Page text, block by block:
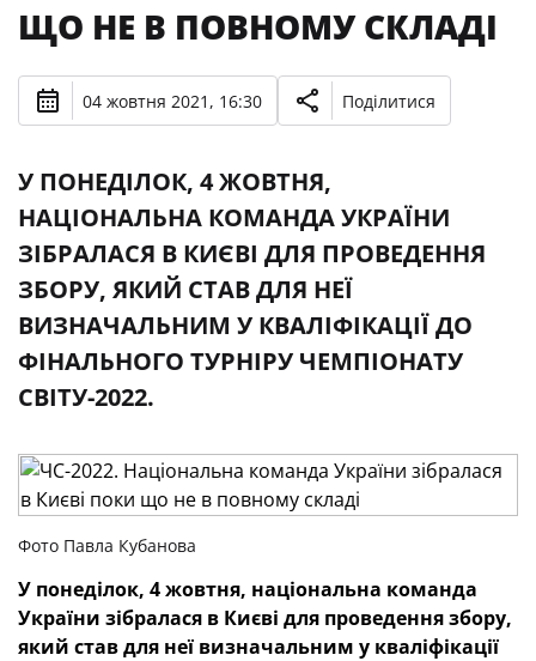
ЩО НЕ В ПОВНОМУ СКЛАДІ
04 жовтня 2021, 16:30 Поділитися
У ПОНЕДІЛОК, 4 ЖОВТНЯ,
НАЦІОНАЛЬНА КОМАНДА УКРАЇНИ
ЗІБРАЛАСЯ В КИЄВІ ДЛЯ ПРОВЕДЕННЯ
ЗБОРУ, ЯКИЙ СТАВ ДЛЯ НЕЇ
ВИЗНАЧАЛЬНИМ У КВАЛІФІКАЦІЇ ДО
ФІНАЛЬНОГО ТУРНІРУ ЧЕМПІОНАТУ
СВІТУ-2022.
Фото Павла Кубанова
У понеділок, 4 жовтня, національна команда
України зібралася в Києві для проведення збору,
який став для неї визначальним у кваліфікації